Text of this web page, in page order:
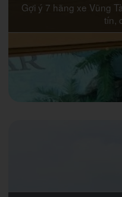
Gợi ý 7 hãng xe Vũng
tín,